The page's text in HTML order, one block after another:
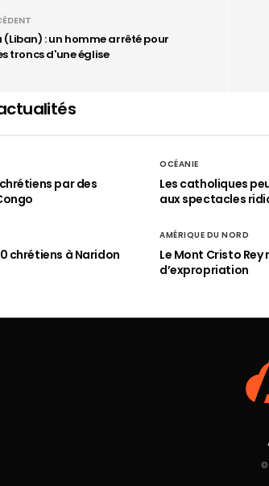
(Liban) : un homme arrêté pour
troncs d'une église
par des
OCÉANIE
Les catholiques
aux spectacles
chrétiens à Naridon
AMÉRIQUE DU NORD
Le Mont Cristo Rey
d’expropriation
©